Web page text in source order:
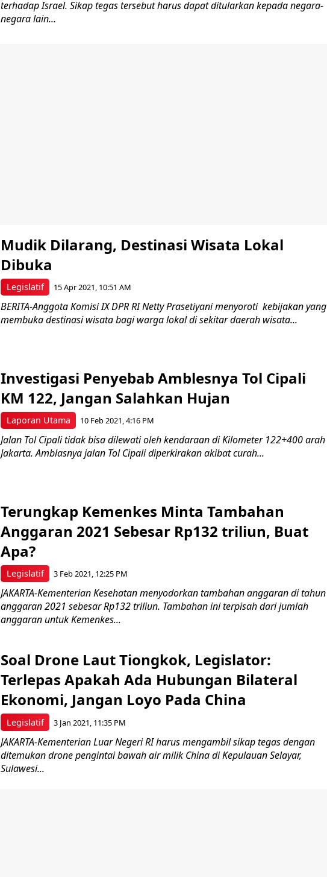
terhadap Israel. Sikap tegas tersebut harus dapat ditularkan kepada negara-
negara lain...
Legislatif
Mudik Dilarang, Destinasi Wisata Lokal
Dibuka
15 Apr 2021, 10:51 AM
BERITA-Anggota Komisi IX DPR RI Netty Prasetiyani menyoroti kebijakan yang
membuka destinasi wisata bagi warga lokal di sekitar daerah wisata...
Laporan Utama
Investigasi Penyebab Amblesnya Tol Cipali
KM 122, Jangan Salahkan Hujan
10 Feb 2021, 4:16 PM
Jalan Tol Cipali tidak bisa dilewati oleh kendaraan di Kilometer 122+400 arah
Jakarta. Amblasnya jalan Tol Cipali diperkirakan akibat curah...
Legislatif
Terungkap Kemenkes Minta Tambahan
Anggaran 2021 Sebesar Rp132 triliun, Buat
Apa?
3 Feb 2021, 12:25 PM
JAKARTA-Kementerian Kesehatan menyodorkan tambahan anggaran di tahun
anggaran 2021 sebesar Rp132 triliun. Tambahan ini terpisah dari jumlah
anggaran untuk Kemenkes...
Legislatif
Soal Drone Laut Tiongkok, Legislator:
Terlepas Apakah Ada Hubungan Bilateral
Ekonomi, Jangan Loyo Pada China
3 Jan 2021, 11:35 PM
JAKARTA-Kementerian Luar Negeri RI harus mengambil sikap tegas dengan
ditemukan drone pengintai bawah air milik China di Kepulauan Selayar,
Sulawesi...